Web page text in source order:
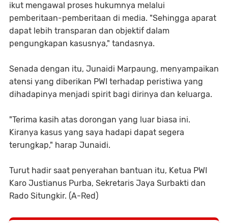
ikut mengawal proses hukumnya melalui
pemberitaan-pemberitaan di media. "Sehingga aparat
dapat lebih transparan dan objektif dalam
pengungkapan kasusnya," tandasnya.
Senada dengan itu, Junaidi Marpaung, menyampaikan
atensi yang diberikan PWI terhadap peristiwa yang
dihadapinya menjadi spirit bagi dirinya dan keluarga.
"Terima kasih atas dorongan yang luar biasa ini.
Kiranya kasus yang saya hadapi dapat segera
terungkap," harap Junaidi.
Turut hadir saat penyerahan bantuan itu, Ketua PWI
Karo Justianus Purba, Sekretaris Jaya Surbakti dan
Rado Situngkir. (A-Red)